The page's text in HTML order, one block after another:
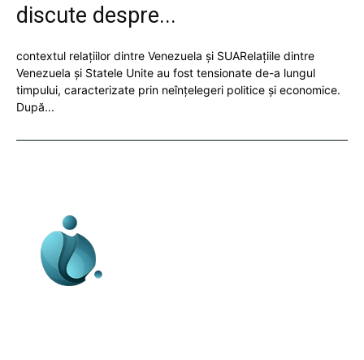
discute despre...
contextul relațiilor dintre Venezuela și SUARelațiile dintre
Venezuela și Statele Unite au fost tensionate de-a lungul
timpului, caracterizate prin neînțelegeri politice și economice.
După...